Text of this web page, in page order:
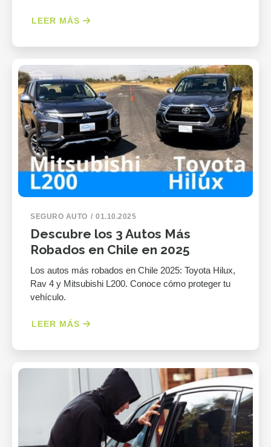
LEER MÁS
SEGURO AUTO 01.10.2025
Descubre los 3 Autos Más
Robados en Chile en 2025
Los autos más robados en Chile 2025: Toyota Hilux,
Rav 4 y Mitsubishi L200. Conoce cómo proteger tu
vehículo.
LEER MÁS